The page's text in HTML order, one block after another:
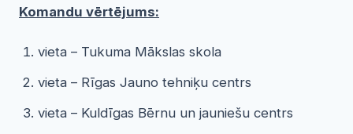
Komandu vērtējums:
vieta – Tukuma Mākslas skola
vieta – Rīgas Jauno tehniķu centrs
vieta – Kuldīgas Bērnu un jauniešu centrs